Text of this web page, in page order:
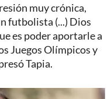
muy crónica,
futbolista (...) Dios
es poder aportarle a
Juegos Olímpicos y
Tapia.